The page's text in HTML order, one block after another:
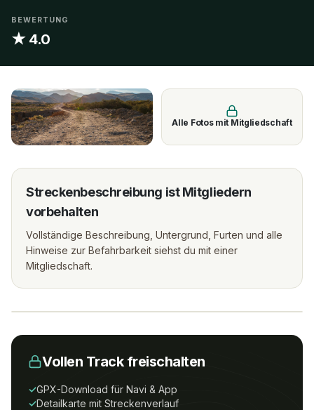
BEWERTUNG
★ 4.0
Alle Fotos mit Mitgliedschaft
Streckenbeschreibung ist Mitgliedern
vorbehalten
Vollständige Beschreibung, Untergrund, Furten und alle
Hinweise zur Befahrbarkeit siehst du mit einer
Mitgliedschaft.
Um Zugriff auf diesen Track zu erhalten,
Access Abonnement.
Vollen Track freischalten
✓GPX-Download für Navi & App
✓Detailkarte mit Streckenverlauf